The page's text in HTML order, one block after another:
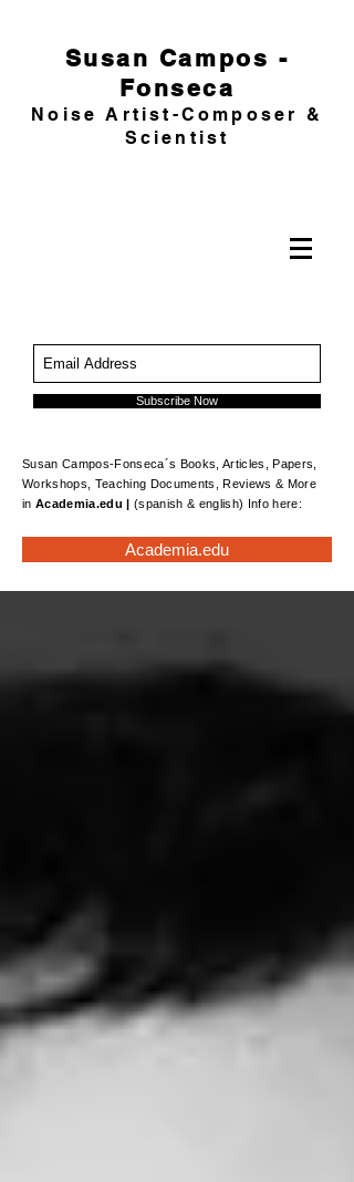
Susan Campos -
Fonseca
Noise Artist-Composer &
Scientist
Subscribe Now
Susan Campos-Fonseca´s Books, Articles, Papers,
Workshops, Teaching Documents, Reviews & More
in Academia.edu | (spanish & english) Info here:
Academia.edu